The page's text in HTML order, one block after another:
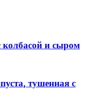
и сыром
тушенная с